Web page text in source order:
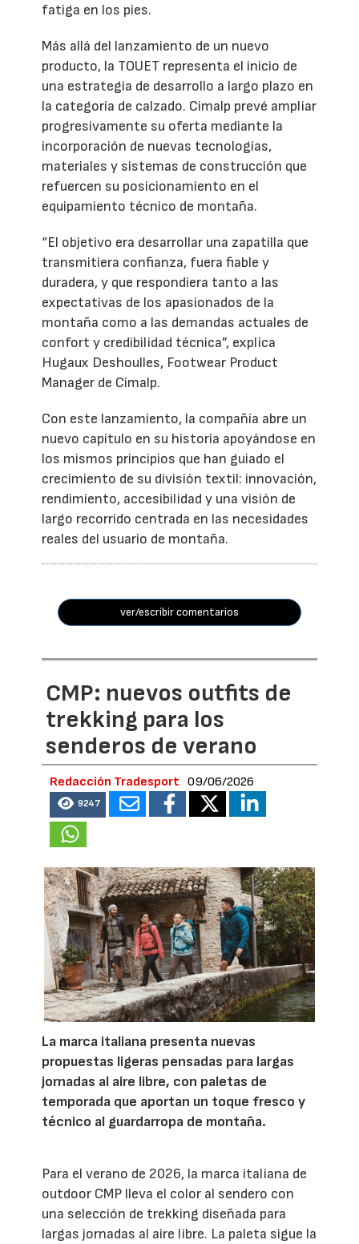
fatiga en los pies.
Más allá del lanzamiento de un nuevo
producto, la TOUET representa el inicio de
una estrategia de desarrollo a largo plazo en
la categoría de calzado. Cimalp prevé ampliar
progresivamente su oferta mediante la
incorporación de nuevas tecnologías,
materiales y sistemas de construcción que
refuercen su posicionamiento en el
equipamiento técnico de montaña.
“El objetivo era desarrollar una zapatilla que
transmitiera confianza, fuera fiable y
duradera, y que respondiera tanto a las
expectativas de los apasionados de la
montaña como a las demandas actuales de
confort y credibilidad técnica”, explica
Hugaux Deshoulles, Footwear Product
Manager de Cimalp.
Con este lanzamiento, la compañía abre un
nuevo capítulo en su historia apoyándose en
los mismos principios que han guiado el
crecimiento de su división textil: innovación,
rendimiento, accesibilidad y una visión de
largo recorrido centrada en las necesidades
reales del usuario de montaña.
ver/escribir comentarios
CMP: nuevos outfits de
trekking para los
senderos de verano
Redacción Tradesport 09/06/2026
9247
La marca italiana presenta nuevas
propuestas ligeras pensadas para largas
jornadas al aire libre, con paletas de
temporada que aportan un toque fresco y
técnico al guardarropa de montaña.
Para el verano de 2026, la marca italiana de
outdoor CMP lleva el color al sendero con
una selección de trekking diseñada para
largas jornadas al aire libre. La paleta sigue la